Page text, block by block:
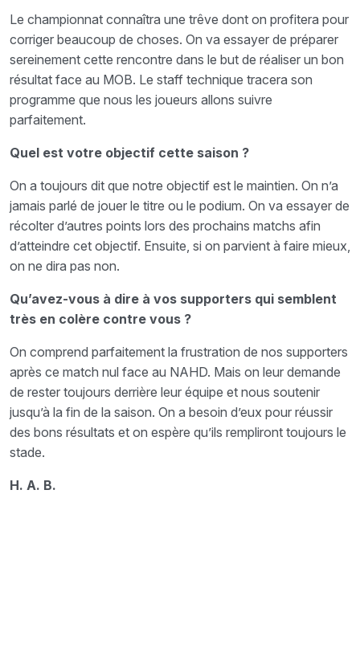
Le championnat connaîtra une trêve dont on profitera pour
corriger beaucoup de choses. On va essayer de préparer
sereinement cette rencontre dans le but de réaliser un bon
résultat face au MOB. Le staff technique tracera son
programme que nous les joueurs allons suivre
parfaitement.
Quel est votre objectif cette saison ?
On a toujours dit que notre objectif est le maintien. On n’a
jamais parlé de jouer le titre ou le podium. On va essayer de
récolter d’autres points lors des prochains matchs afin
d’atteindre cet objectif. Ensuite, si on parvient à faire mieux,
on ne dira pas non.
Qu’avez-vous à dire à vos supporters qui semblent
très en colère contre vous ?
On comprend parfaitement la frustration de nos supporters
après ce match nul face au NAHD. Mais on leur demande
de rester toujours derrière leur équipe et nous soutenir
jusqu’à la fin de la saison. On a besoin d’eux pour réussir
des bons résultats et on espère qu’ils rempliront toujours le
stade.
H. A. B.